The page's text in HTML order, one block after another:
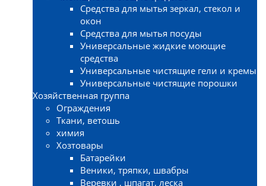
Средства для мытья зеркал, стекол и
окон
Средства для мытья посуды
Универсальные жидкие моющие
средства
Универсальные чистящие гели и кремы
Универсальные чистящие порошки
Хозяйственная группа
Ограждения
Ткани, ветошь
химия
Хозтовары
Батарейки
Веники, тряпки, швабры
Веревки , шпагат, леска